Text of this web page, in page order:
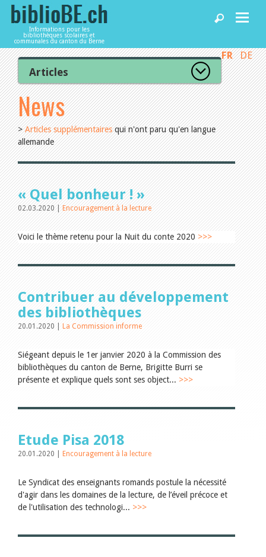
Informations pour les
bibliothèques scolaires et
communales du canton du Berne
Accueil
Articles
Bibliothèques
Agenda
Services
FR DE
Articles
Tous les articles
RSS Feed
Catégories
L’Office de la culture informe
La Commission informe
Les bibliothèques informent
Organisation
Locaux et infrastructure
Collections
Utilisation
Finances
Personnel
Gestion de la qualité
Encouragement à la lecture
A lire
Tags
Auteurs
Julie Greub
Sibylle Birrer
Maria Aellig-Abate
Markus Jost
Markus Keel
Blaise Humbert-Droz
Gabriela Hammel
Brigitte Burri
Tous les auteurs
Juillet 2026
News
>Articles supplémentairesqui n'ont paru qu'en langue
allemande
« Quel bonheur ! »
02.03.2020 |Encouragement à la lecture
Voici le thème retenu pour la Nuit du conte 2020 >>>
Contribuer au développement
des bibliothèques
20.01.2020 | La Commission informe
Siégeant depuis le 1er janvier 2020 à la Commission des
bibliothèques du canton de Berne, Brigitte Burri se
présente et explique quels sont ses object... >>>
Etude Pisa 2018
20.01.2020 | Encouragement à la lecture
Le Syndicat des enseignants romands postule la nécessité
d'agir dans les domaines de la lecture, de l’éveil précoce et
de l'utilisation des technologi... >>>